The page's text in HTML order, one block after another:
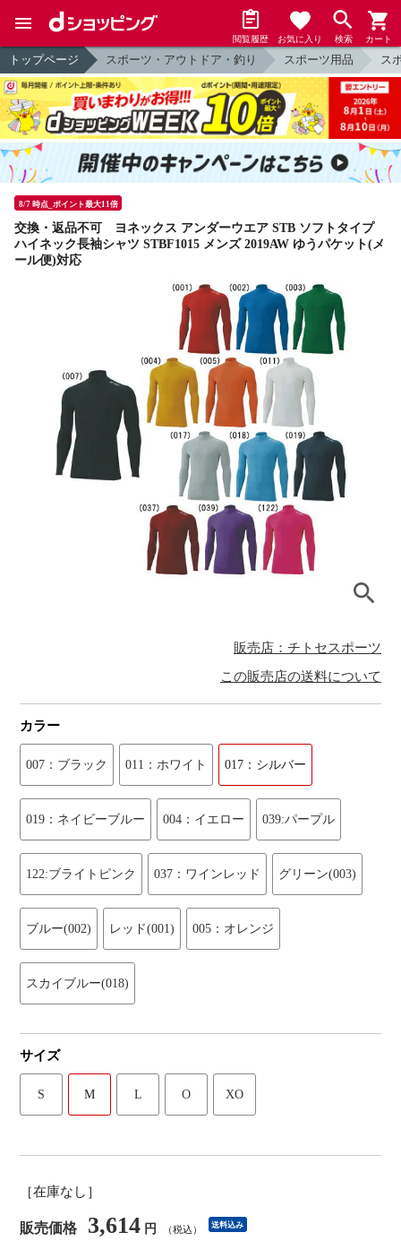
閲覧履歴 お気に入り 検索 カート
トップページ スポーツ・アウトドア・釣り スポーツ用品 ス
8/7 時点_ポイント最大11倍
交換・返品不可 ヨネックス アンダーウエア STB ソフトタイプ
ハイネック長袖シャツ STBF1015 メンズ 2019AW ゆうパケット(メ
ール便)対応
販売店：チトセスポーツ
この販売店の送料について
カラー
007：ブラック 011：ホワイト 017：シルバー
019：ネイビーブルー 004：イエロー 039:パープル
122:ブライトピンク 037：ワインレッド グリーン(003)
ブルー(002) レッド(001) 005：オレンジ
スカイブルー(018)
サイズ
S M L O XO
［在庫なし］
販売価格 3,614 円 （税込） 送料込み